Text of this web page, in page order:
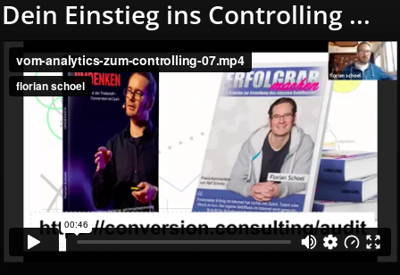
Dein Einstieg ins Controlling ...